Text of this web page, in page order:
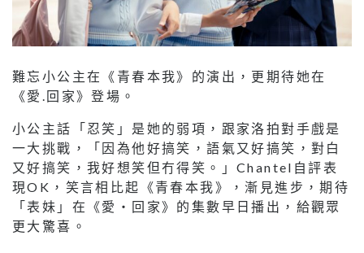
難忘小公主在《青春本我》的演出，更期待她在
《愛.回家》登場。
小公主話「忍笑」是她的弱項，跟家洛拍對手戲是
一大挑戰，「因為他好搞笑，語氣又好搞笑，對白
又好搞笑，我好想笑但冇得笑。」Chantel自評表
現OK，笑言相比起《青春本我》，漸見進步，期待
「表妹」在《愛‧回家》的集數早日播出，給觀眾
更大驚喜。